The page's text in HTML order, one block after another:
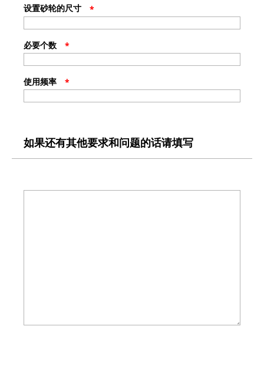
设置砂轮的尺寸 *
必要个数 *
使用频率 *
如果还有其他要求和问题的话请填写